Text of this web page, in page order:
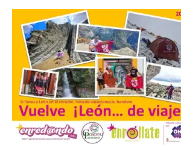
práctica con recomendaciones
elaboradas por especialistas para
observar el eclipse con seguridad León, 7
de agosto de 2026. La programación […]
Laciana comienza su
programación para
disfrutar el eclipse total
del 12 de agosto